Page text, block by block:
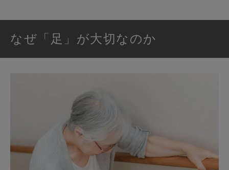
なぜ「足」が大切なのか